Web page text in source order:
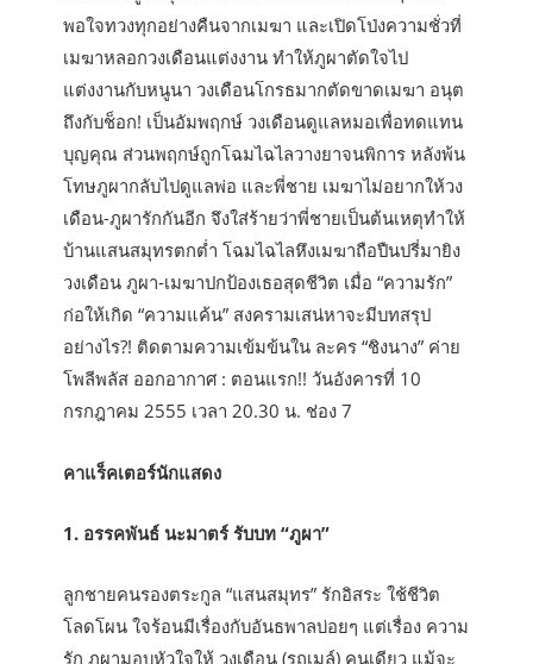
พอใจทวงทุกอย่างคืนจากเมฆา และเปิดโป่งความชั่วที่
เมฆาหลอกวงเดือนแต่งงาน ทำให้ภูผาตัดใจไป
แต่งงานกับหนูนา วงเดือนโกรธมากตัดขาดเมฆา อนุต
ถึงกับช็อก! เป็นอัมพฤกษ์ วงเดือนดูแลหมอเพื่อทดแทน
บุญคุณ ส่วนพฤกษ์ถูกโฉมไฉไลวางยาจนพิการ หลังพ้น
โทษภูผากลับไปดูแลพ่อ และพี่ชาย เมฆาไม่อยากให้วง
เดือน-ภูผารักกันอีก จึงใส่ร้ายว่าพี่ชายเป็นต้นเหตุทำให้
บ้านแสนสมุทรตกต่ำ โฉมไฉไลหึงเมฆาถือปืนปรี่มายิง
วงเดือน ภูผา-เมฆาปกป้องเธอสุดชีวิต เมื่อ “ความรัก”
ก่อให้เกิด “ความแค้น” สงครามเสน่หาจะมีบทสรุป
อย่างไร?! ติดตามความเข้มข้นใน ละคร “ชิงนาง” ค่าย
โพลีพลัส ออกอากาศ : ตอนแรก!! วันอังคารที่ 10
กรกฎาคม 2555 เวลา 20.30 น. ช่อง 7
คาแร็คเตอร์นักแสดง
1. อรรคพันธ์ นะมาตร์ รับบท “ภูผา”
ลูกชายคนรองตระกูล “แสนสมุทร” รักอิสระ ใช้ชีวิต
โลดโผน ใจร้อนมีเรื่องกับอันธพาลบ่อยๆ แต่เรื่อง ความ
รัก ภูผามอบหัวใจให้ วงเดือน (รถเมล์) คนเดียว แม้จะ